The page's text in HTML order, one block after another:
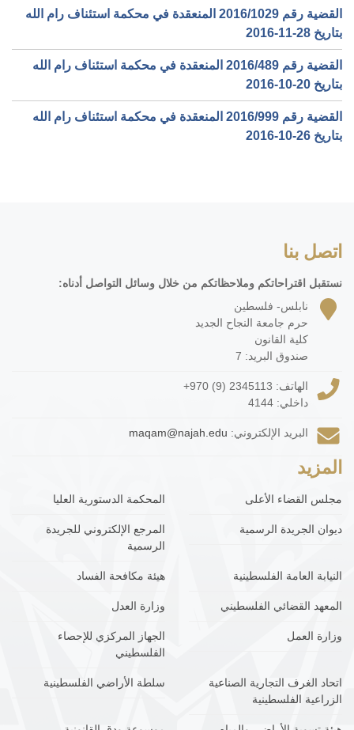
القضية رقم ‎1029‏/‎2016‏ المنعقدة في محكمة استئناف رام الله
بتاريخ ‎2016-11-28‏
القضية رقم ‎489‏/‎2016‏ المنعقدة في محكمة استئناف رام الله
بتاريخ ‎2016-10-20‏
القضية رقم ‎999‏/‎2016‏ المنعقدة في محكمة استئناف رام الله
بتاريخ ‎2016-10-26‏
اتصل بنا
نستقبل اقتراحاتكم وملاحظاتكم من خلال وسائل التواصل أدناه:
نابلس- فلسطين
حرم جامعة النجاح الجديد
كلية القانون
صندوق البريد: 7
الهاتف: +970 (9) 2345113
داخلي: 4144
البريد الإلكتروني: maqam@najah.edu
المزيد
مجلس القضاء الأعلى المحكمة الدستورية العليا
ديوان الجريدة الرسمية
المرجع الإلكتروني للجريدة
الرسمية
النيابة العامة الفلسطينية هيئة مكافحة الفساد
المعهد القضائي الفلسطيني وزارة العدل
وزارة العمل
الجهاز المركزي للإحصاء
الفلسطيني
اتحاد الغرف التجارية الصناعية
الزراعية الفلسطينية
سلطة الأراضي الفلسطينية